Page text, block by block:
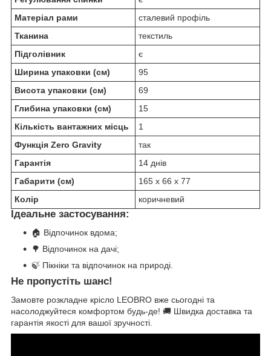
Матеріал рами
сталевий профіль
Тканина
текстиль
Підголівник
є
Ширина упаковки (см)
95
Висота упаковки (см)
69
Глибина упаковки (см)
15
Кількість вантажних місць
1
Функція Zero Gravity
так
Гарантія
14 днів
Габарити (см)
165 х 66 х 77
Колір
коричневий
Ідеальне застосування:
🏠 Відпочинок вдома;
🌳 Відпочинок на дачі;
🍃 Пікніки та відпочинок на природі.
Не пропустіть шанс!
Замовте розкладне крісло LEOBRO вже сьогодні та
насолоджуйтеся комфортом будь-де! 🚚 Швидка доставка та
гарантія якості для вашої зручності.